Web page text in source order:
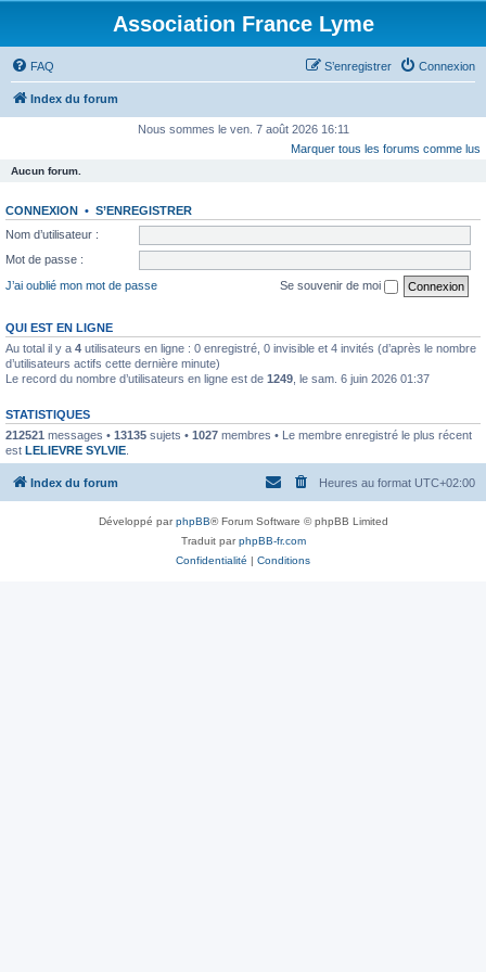
Association France Lyme
FAQ Connexion
S’enregistrer
Index du forum
Nous sommes le ven. 7 août 2026 16:11
Marquer tous les forums comme lus
Aucun forum.
CONNEXION • S’ENREGISTRER
Nom d’utilisateur :
Mot de passe :
J’ai oublié mon mot de passe
Se souvenir de moi
QUI EST EN LIGNE
Au total il y a 4 utilisateurs en ligne : 0 enregistré, 0 invisible et 4 invités (d’après le nombre
d’utilisateurs actifs cette dernière minute)
Le record du nombre d’utilisateurs en ligne est de 1249 , le sam. 6 juin 2026 01:37
STATISTIQUES
212521 messages • 13135 sujets • 1027 membres • Le membre enregistré le plus récent
est LELIEVRE SYLVIE
Index du forum Heures au format UTC+02:00
Développé parphpBB® Forum Software © phpBB Limited
Traduit parphpBB-fr.com
Confidentialité | Conditions